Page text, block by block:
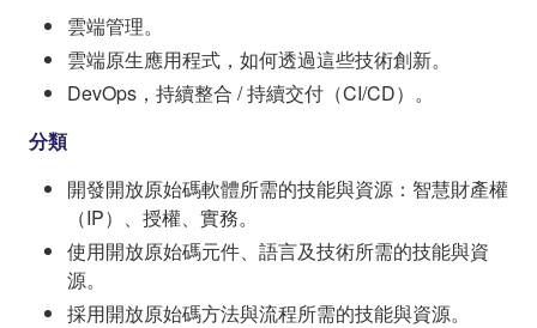
雲端管理。
雲端原生應用程式，如何透過這些技術創新。
DevOps，持續整合 / 持續交付（CI/CD）。
分類
開發開放原始碼軟體所需的技能與資源：智慧財產權
（IP）、授權、實務。
使用開放原始碼元件、語言及技術所需的技能與資
源。
採用開放原始碼方法與流程所需的技能與資源。